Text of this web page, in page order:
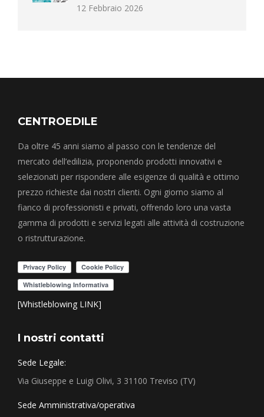
12 Febbraio 2026
CENTROEDILE
Da oltre 45 anni siamo al passo con le tendenze del
mercato dell’edilizia, proponendo prodotti innovativi e
selezionati per rispondere alle esigenze di qualità e ottimo
prezzo richieste dai nostri clienti. Ogni giorno siamo al
fianco di professionisti e privati, offrendo loro una vasta
gamma di prodotti e servizi legati alle attività di costruzione
o ristrutturazione.
[Whistleblowing LINK]
I nostri contatti
Sede Legale:
Via Giuseppe e Luigi Olivi, 3 31100 Treviso (TV)
Sede Amministrativa/operativa